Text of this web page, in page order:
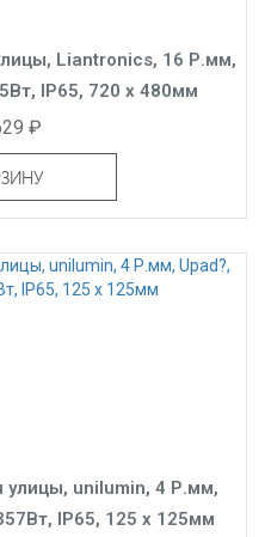
Liantronics, 16 Р.мм,
IP65, 720 x 480мм
₽
улицы, unilumin, 4 Р.мм,
IP65, 125 x 125мм